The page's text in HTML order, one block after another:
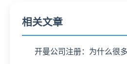
相关文章
开曼公司注册：为什么很